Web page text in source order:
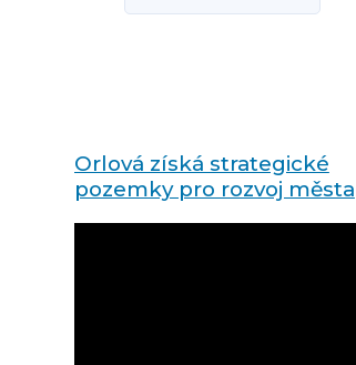
Orlová získá strategické
pozemky pro rozvoj města